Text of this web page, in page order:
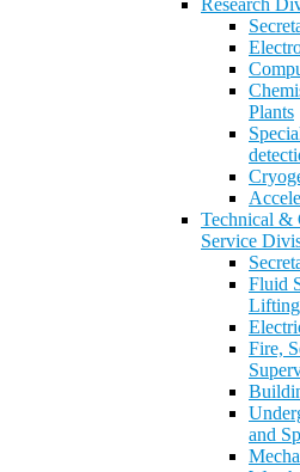
Research
Plants
Technical &
Service
Fluid
Fire,
and